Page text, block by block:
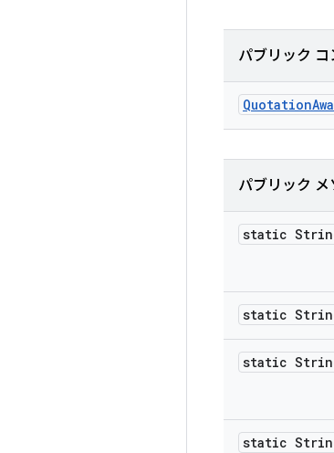
パブリック コ
Quotation
パブリック メ
static
static
static
static